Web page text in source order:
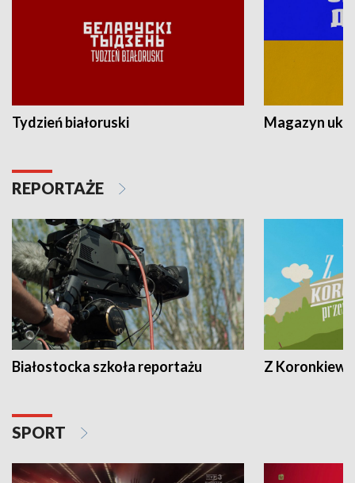
Tydzień białoruski Magazyn
REPORTAŻE
Białostocka szkoła reportażu Z
SPORT